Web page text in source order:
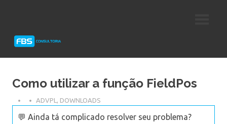
Protheus
Como utilizar a função FieldPos
ADVPL , DOWNLOADS
💬 Ainda tá complicado resolver seu problema?